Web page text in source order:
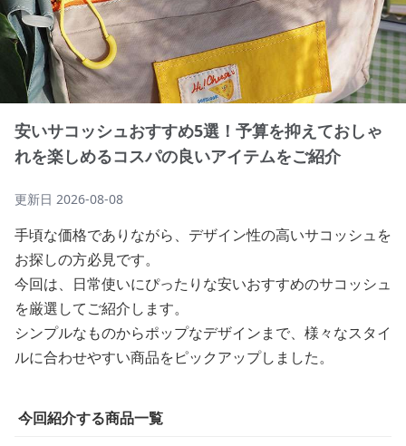
安いサコッシュおすすめ5選！予算を抑えておしゃ
れを楽しめるコスパの良いアイテムをご紹介
更新日 2026-08-08
手頃な価格でありながら、デザイン性の高いサコッシュを
お探しの方必見です。
今回は、日常使いにぴったりな安いおすすめのサコッシュ
を厳選してご紹介します。
シンプルなものからポップなデザインまで、様々なスタイ
ルに合わせやすい商品をピックアップしました。
今回紹介する商品一覧